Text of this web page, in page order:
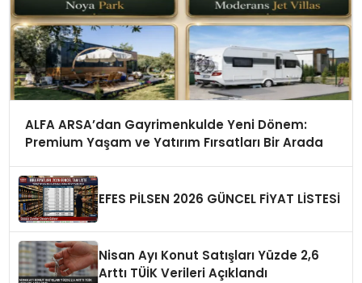
ALFA ARSA’dan Gayrimenkulde Yeni Dönem:
Premium Yaşam ve Yatırım Fırsatları Bir Arada
EFES PİLSEN 2026 GÜNCEL FİYAT LİSTESİ
Nisan Ayı Konut Satışları Yüzde 2,6
Arttı TÜİK Verileri Açıklandı